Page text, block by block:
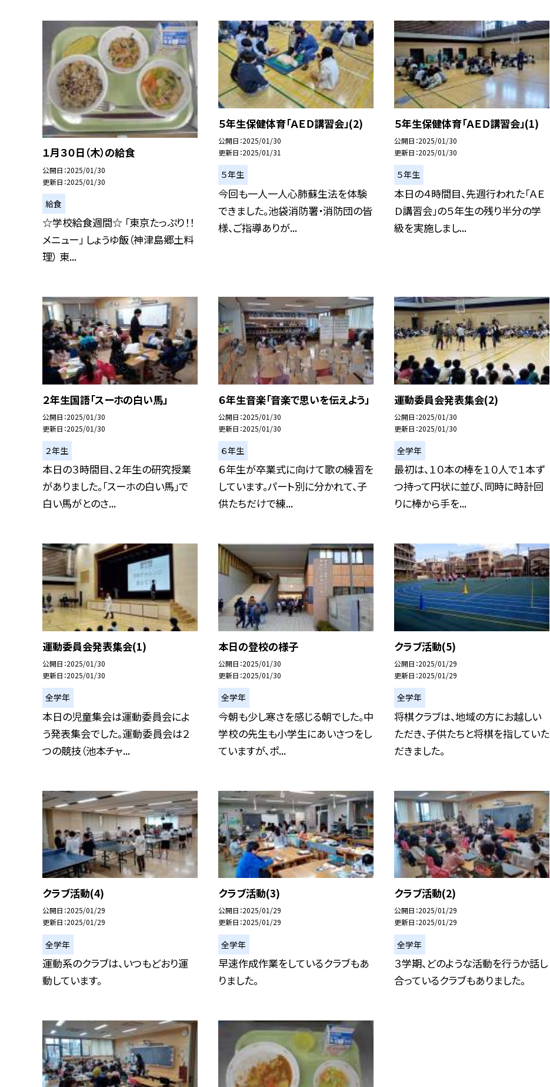
１月３０日（木）の給食
公開日 2025/01/30
更新日 2025/01/30
給食
☆学校給食週間☆ 「東京たっぷり！！
メニュー」 しょうゆ飯（神津島郷土料
理） 東...
５年生保健体育「ＡＥＤ講習会」(2)
公開日 2025/01/30
更新日 2025/01/31
５年生
今回も一人一人心肺蘇生法を体験
できました。池袋消防署・消防団の皆
様、ご指導ありが...
５年生保健体育「ＡＥＤ講習会」(1)
公開日 2025/01/30
更新日 2025/01/30
５年生
本日の４時間目、先週行われた「ＡＥ
Ｄ講習会」の５年生の残り半分の学
級を実施しまし...
２年生国語「スーホの白い馬」
公開日 2025/01/30
更新日 2025/01/30
２年生
本日の３時間目、２年生の研究授業
がありました。「スーホの白い馬」で
白い馬がとのさ...
６年生音楽「音楽で思いを伝えよう」
公開日 2025/01/30
更新日 2025/01/30
６年生
６年生が卒業式に向けて歌の練習を
しています。パート別に分かれて、子
供たちだけで練...
運動委員会発表集会(2)
公開日 2025/01/30
更新日 2025/01/30
全学年
最初は、１０本の棒を１０人で１本ず
つ持って円状に並び、同時に時計回
りに棒から手を...
運動委員会発表集会(1)
公開日 2025/01/30
更新日 2025/01/30
全学年
本日の児童集会は運動委員会によ
う発表集会でした。運動委員会は２
つの競技（池本チャ...
本日の登校の様子
公開日 2025/01/30
更新日 2025/01/30
全学年
今朝も少し寒さを感じる朝でした。中
学校の先生も小学生にあいさつをし
ていますが、ポ...
クラブ活動(5)
公開日 2025/01/29
更新日 2025/01/29
全学年
将棋クラブは、地域の方にお越しい
ただき、子供たちと将棋を指していた
だきました。
クラブ活動(4)
公開日 2025/01/29
更新日 2025/01/29
全学年
運動系のクラブは、いつもどおり運
動しています。
クラブ活動(3)
公開日 2025/01/29
更新日 2025/01/29
全学年
早速作成作業をしているクラブもあ
りました。
クラブ活動(2)
公開日 2025/01/29
更新日 2025/01/29
全学年
３学期、どのような活動を行うか話し
合っているクラブもありました。